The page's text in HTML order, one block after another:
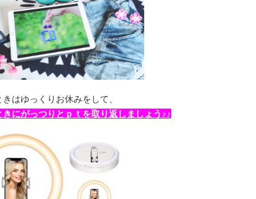
はゆっくりお休みをして、
きにがっつりとｐｔを取り返しましょう♪♪